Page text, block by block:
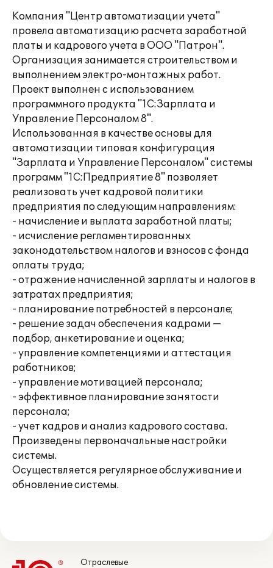
Компания "Центр автоматизации учета"
провела автоматизацию расчета заработной
платы и кадрового учета в ООО "Патрон".
Организация занимается строительством и
выполнением электро-монтажных работ.
Проект выполнен с использованием
программного продукта "1С:Зарплата и
Управление Персоналом 8".
Использованная в качестве основы для
автоматизации типовая конфигурация
"Зарплата и Управление Персоналом" системы
программ "1С:Предприятие 8" позволяет
реализовать учет кадровой политики
предприятия по следующим направлениям:
- начисление и выплата заработной платы;
- исчисление регламентированных
законодательством налогов и взносов с фонда
оплаты труда;
- отражение начисленной зарплаты и налогов в
затратах предприятия;
- планирование потребностей в персонале;
- решение задач обеспечения кадрами —
подбор, анкетирование и оценка;
- управление компетенциями и аттестация
работников;
- управление мотивацией персонала;
- эффективное планирование занятости
персонала;
- учет кадров и анализ кадрового состава.
Произведены первоначальные настройки
системы.
Осуществляется регулярное обслуживание и
обновление системы.
Отраслевые